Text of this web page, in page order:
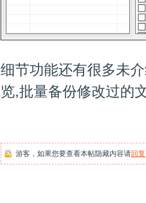
细节功能还有很多未
览,批量备份修改过的
游客，如果您要查看本帖隐藏内容请回复